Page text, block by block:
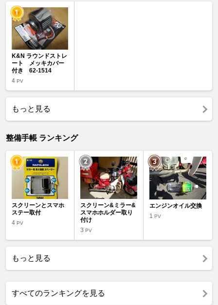
K&N ラウンドストレ
ート メッキカバー
付き 62-1514
4 PV
もっと見る
整備手帳 ランキング
スクリーンとスマホ
ステー取付
4 PV
スクリーン&ミラー&
スマホホルダー取り
付け
3PV
エンジンオイル交換
1 PV
もっと見る
すべてのランキングを見る